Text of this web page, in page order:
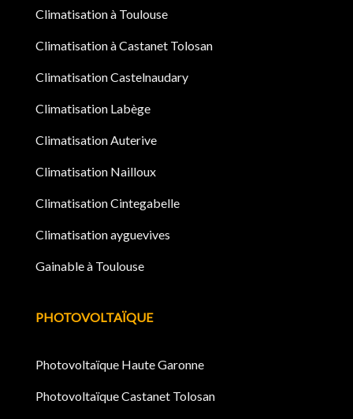
Climatisation à Toulouse
Climatisation à Castanet Tolosan
Climatisation Castelnaudary
Climatisation Labège
Climatisation Auterive
Climatisation Nailloux
Climatisation Cintegabelle
Climatisation ayguevives
Gainable à Toulouse
PHOTOVOLTAÏQUE
Photovoltaïque Haute Garonne
Photovoltaïque Castanet Tolosan